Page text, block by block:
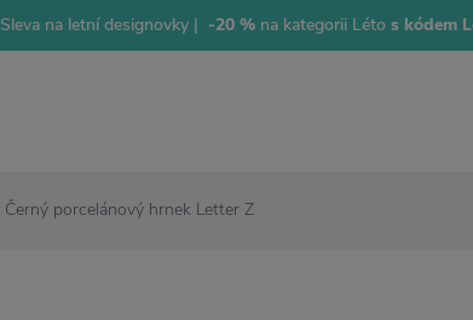
Sleva na letní designovky | -20 %na kategorii Létos kódem
Černý porcelánový hrnek Letter Z